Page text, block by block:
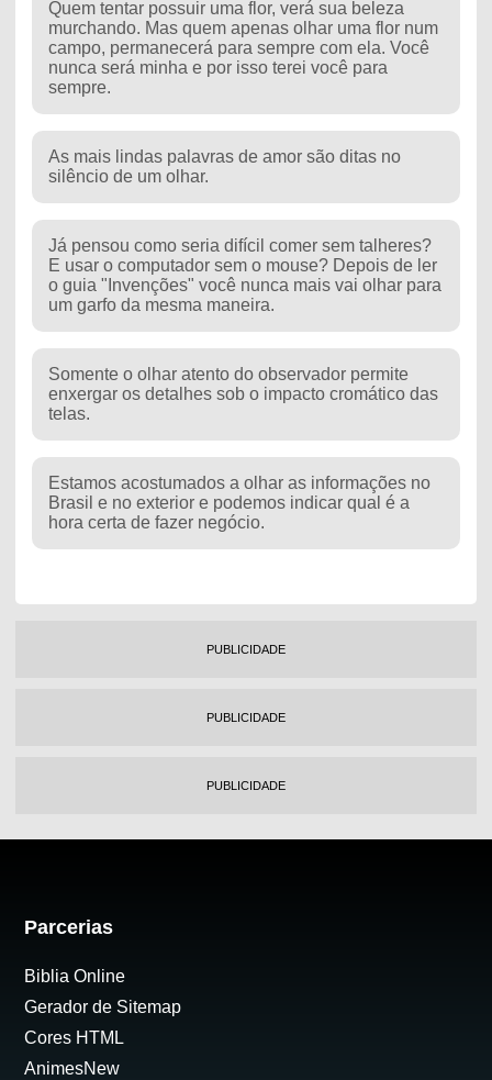
Quem tentar possuir uma flor, verá sua beleza
murchando. Mas quem apenas olhar uma flor num
campo, permanecerá para sempre com ela. Você
nunca será minha e por isso terei você para
sempre.
As mais lindas palavras de amor são ditas no
silêncio de um olhar.
Já pensou como seria difícil comer sem talheres?
E usar o computador sem o mouse? Depois de ler
o guia "Invenções" você nunca mais vai olhar para
um garfo da mesma maneira.
Somente o olhar atento do observador permite
enxergar os detalhes sob o impacto cromático das
telas.
Estamos acostumados a olhar as informações no
Brasil e no exterior e podemos indicar qual é a
hora certa de fazer negócio.
PUBLICIDADE
PUBLICIDADE
PUBLICIDADE
Parcerias
Biblia Online
Gerador de Sitemap
Cores HTML
AnimesNew